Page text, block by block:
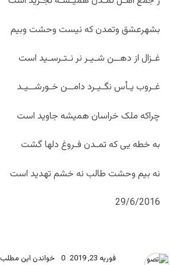
بشهرعشق وتمدن که نیست وحشت وبیم
غـزال از دهــن شـیـر نر نـتـرسـید است
غـروب یـأس نگـیـرد دامــن خـورشــیـد
چراکه ملک خراسان همیشه جاوید است
به خطه یی که تمـدن فـروغ دل‏ها گشت
نه بیم وحشت طالب نه خشم تهدید است
29/6/2016
فوریه 23, 2019 0 خواندن این مطلب 1 دقیقه زمان میبرد